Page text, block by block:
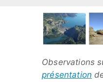
Observations
présentation